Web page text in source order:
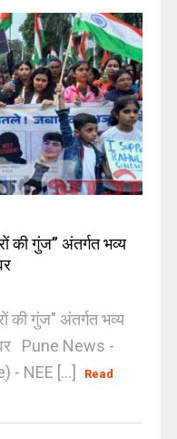
की गुंज” अंतर्गत भव्य
की गुंज" अंतर्गत भव्य
Pune News -
- NEE [...]
Read